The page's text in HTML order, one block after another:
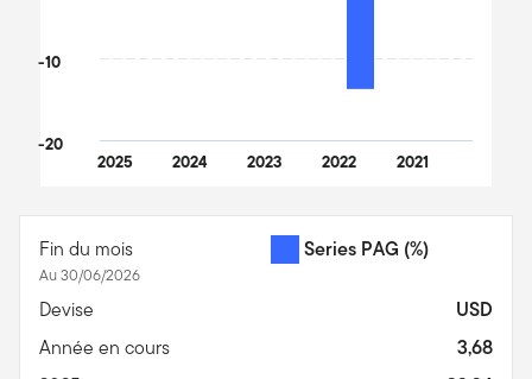
2025 2024 2023 2022 2021
-20
-10
Fin du mois
Au 30/06/2026
Series PAG (%)
Devise
USD
Année en cours
3,68